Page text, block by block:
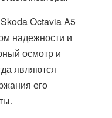
Octavia A5
надежности и
осмотр и
являются
его